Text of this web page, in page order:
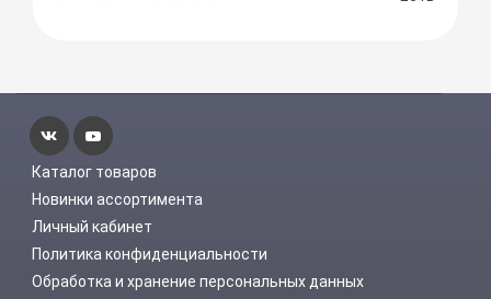
Каталог товаров
Новинки ассортимента
Личный кабинет
Политика конфиденциальности
Обработка и хранение персональных данных